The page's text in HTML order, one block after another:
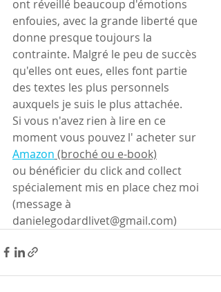
ont réveillé beaucoup d'émotions
enfouies, avec la grande liberté que
donne presque toujours la
contrainte. Malgré le peu de succès
qu'elles ont eues, elles font partie
des textes les plus personnels
auxquels je suis le plus attachée.
Si vous n'avez rien à lire en ce
moment vous pouvez l' acheter sur
Amazon (broché ou e-book)
ou bénéficier du click and collect
spécialement mis en place chez moi
(message à
danielegodardlivet@gmail.com)